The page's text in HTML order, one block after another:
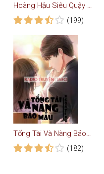
Hoàng Hậu Siêu Quậy - Truyện Ngôn Tình
(199)
Tổng Tài Và Nàng Bảo Mẫu - Truyện Ngôn Tình
(182)